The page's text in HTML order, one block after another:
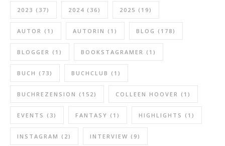
2023 (37) 2024 (36) 2025 (19)
AUTOR (1) AUTORIN (1) BLOG (178)
BLOGGER (1) BOOKSTAGRAMER (1)
BUCH (73) BUCHCLUB (1)
BUCHREZENSION (152) COLLEEN HOOVER (1)
EVENTS (3) FANTASY (1) HIGHLIGHTS (1)
INSTAGRAM (2) INTERVIEW (9)